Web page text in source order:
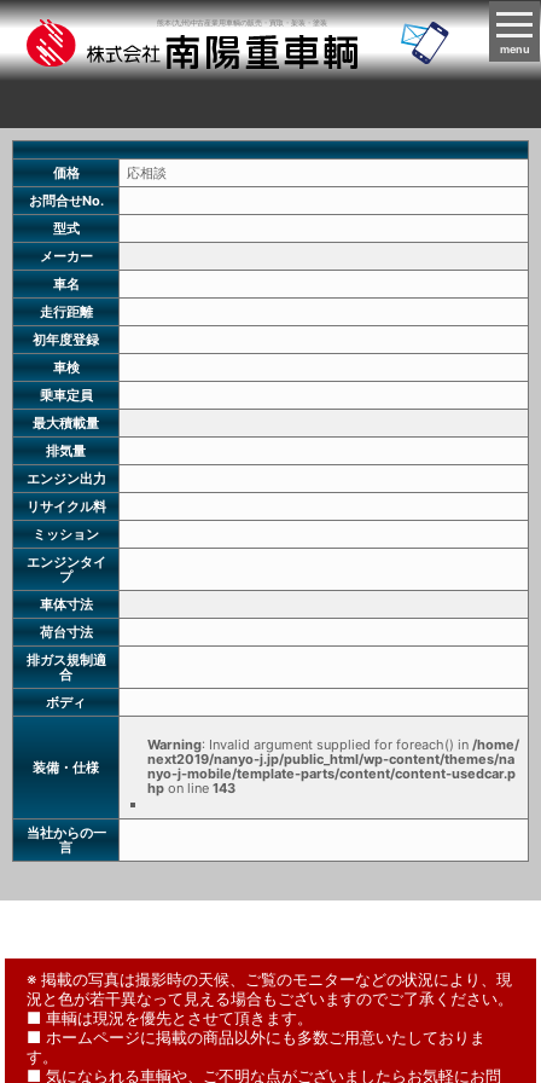
熊本(九州)中古産業用車輌の販売・買取・架装・塗装
menu
価格
応相談
お問合せNo.
型式
メーカー
車名
走行距離
初年度登録
車検
乗車定員
最大積載量
排気量
エンジン出力
リサイクル料
ミッション
エンジンタイ
プ
車体寸法
荷台寸法
排ガス規制適
合
ボディ
装備・仕様
Warning: Invalid argument supplied for foreach() in/home/
next2019/nanyo-j.jp/public_html/wp-content/themes/na
nyo-j-mobile/template-parts/content/content-usedcar.p
hp on line143
当社からの一
言
※ 掲載の写真は撮影時の天候、ご覧のモニターなどの状況により、現
況と色が若干異なって見える場合もございますのでご了承ください。
■ 車輌は現況を優先とさせて頂きます。
■ ホームページに掲載の商品以外にも多数ご用意いたしておりま
す。
■ 気になられる車輌や、ご不明な点がございましたらお気軽にお問